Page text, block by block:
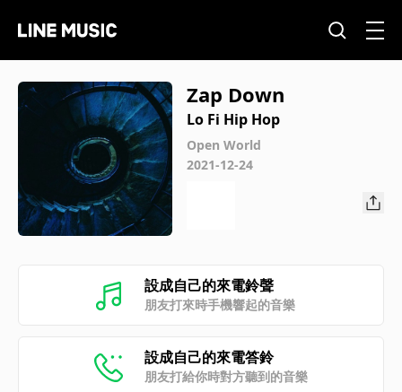
Zap Down
Lo Fi Hip Hop
Open World
2021-12-24
設成自己的來電鈴聲
朋友打來時手機響起的音樂
設成自己的來電答鈴
朋友打給你時對方聽到的音樂